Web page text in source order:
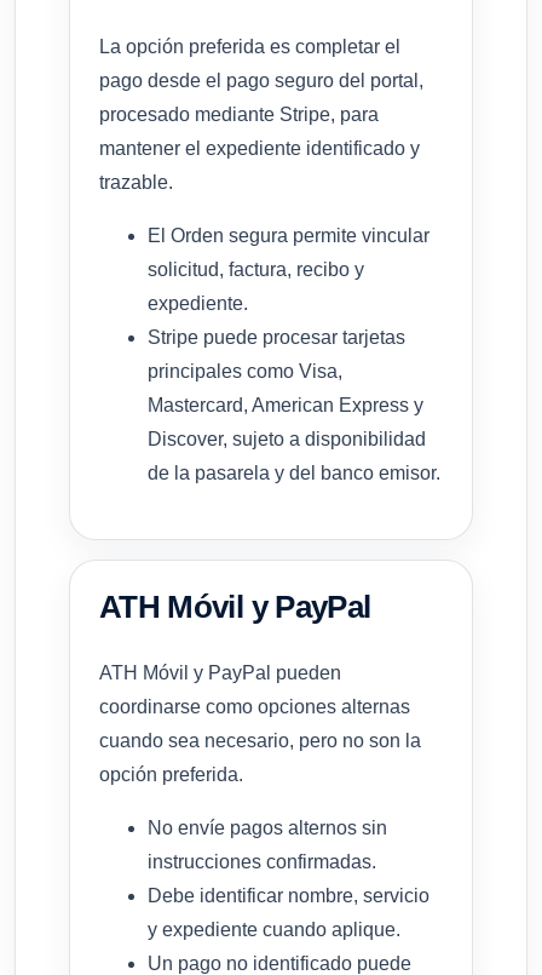
La opción preferida es completar el
pago desde el pago seguro del portal,
procesado mediante Stripe, para
mantener el expediente identificado y
trazable.
El Orden segura permite vincular
solicitud, factura, recibo y
expediente.
Stripe puede procesar tarjetas
principales como Visa,
Mastercard, American Express y
Discover, sujeto a disponibilidad
de la pasarela y del banco emisor.
ATH Móvil y PayPal
ATH Móvil y PayPal pueden
coordinarse como opciones alternas
cuando sea necesario, pero no son la
opción preferida.
No envíe pagos alternos sin
instrucciones confirmadas.
Debe identificar nombre, servicio
y expediente cuando aplique.
Un pago no identificado puede